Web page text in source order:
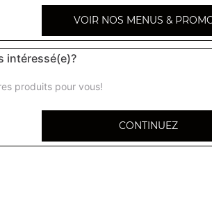
+ riz
et épices indiennes
+ riz
VOIR NOS MENUS &
intéressé(e)?
produits pour vous!
CONTINUEZ